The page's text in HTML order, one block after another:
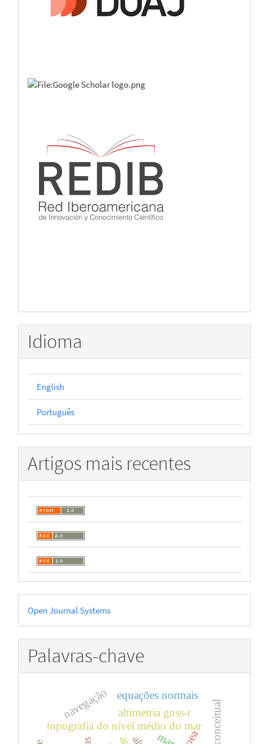
Idioma
English
Português
Artigos mais recentes
Desenvolvido
por
Open Journal Systems
Palavras-chave
topografia do nível médio do mar
altimetria gnss-r
navegação equações normais
oea